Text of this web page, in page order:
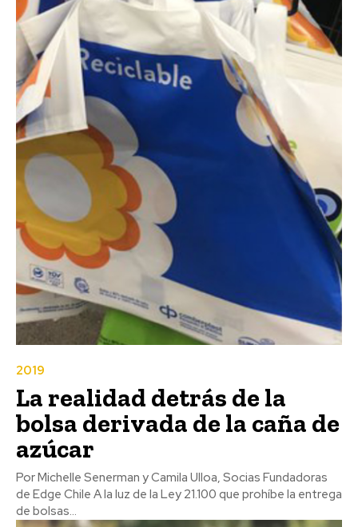
2019
La realidad detrás de la
bolsa derivada de la caña de
azúcar
Por Michelle Senerman y Camila Ulloa, Socias Fundadoras
de Edge Chile A la luz de la Ley 21.100 que prohíbe la entrega
de bolsas...